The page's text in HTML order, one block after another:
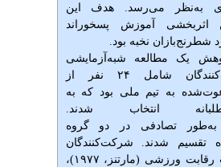
به‌نظر می‌رسد. هدف این
اثربخشی آموزش پسخوراند
شطرنج‌بازان نخبه بود.
یک مطالعه شبه‌آزمایشی
است. شرکت‌کنندگان شامل ۲۴ نفر از
به تیم ملی بود که به
انتخاب شدند.
به‌طور تصادفی در دو گروه
تقسیم شدند. شرکت‌کنندگان
آزمون اضطراب رقابت ورزشی (مارتنز، ۱۹۷۷)،